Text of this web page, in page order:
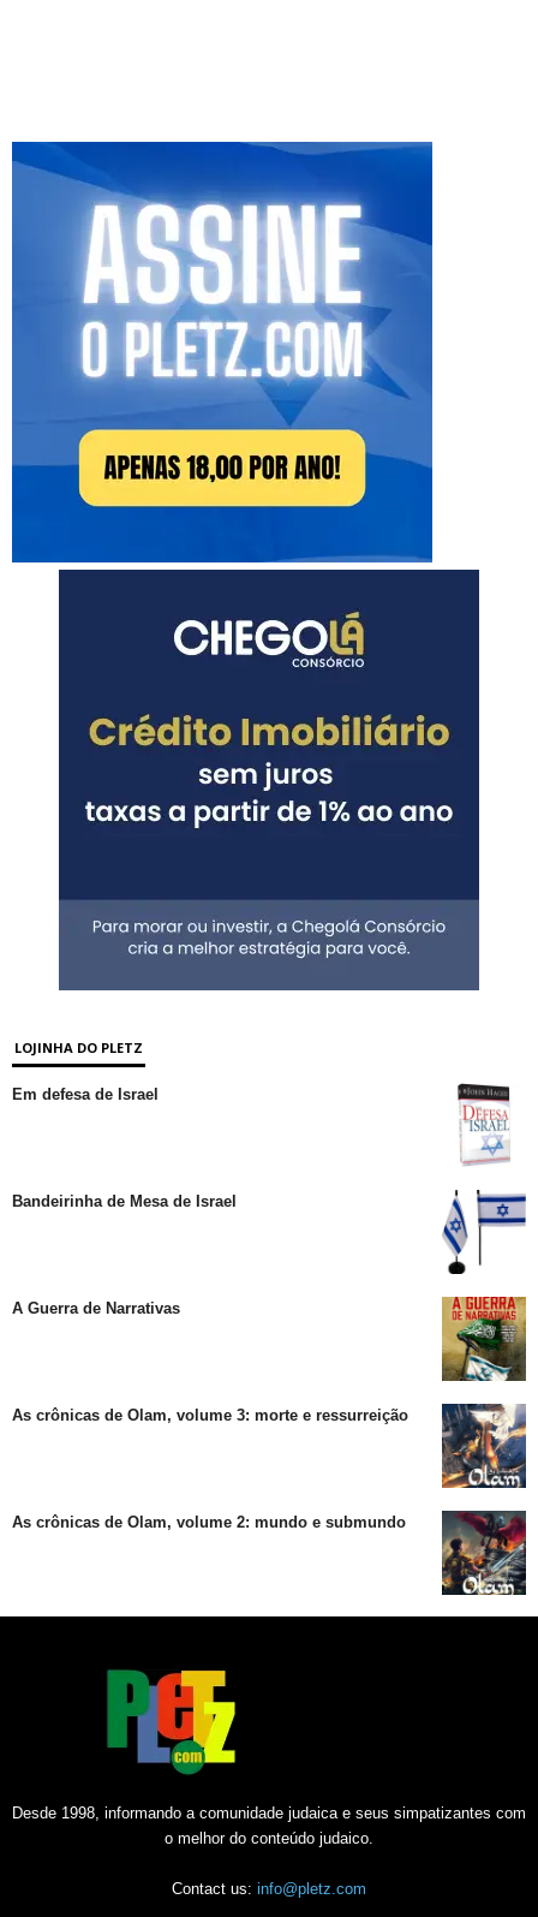
LOJINHA DO PLETZ
Em defesa de Israel
Bandeirinha de Mesa de Israel
A Guerra de Narrativas
As crônicas de Olam, volume 3: morte e ressurreição
As crônicas de Olam, volume 2: mundo e submundo
Desde 1998, informando a comunidade judaica e seus simpatizantes com
o melhor do conteúdo judaico.
Contact us: info@pletz.com